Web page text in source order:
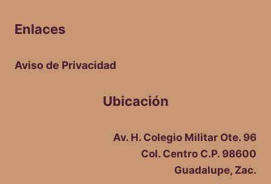
Enlaces
Aviso de Privacidad
Ubicación
Av. H. Colegio Militar Ote. 96
Col. Centro C.P. 98600
Guadalupe, Zac.